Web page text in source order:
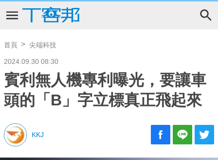
首頁 尖端科技
2024.09.30 08:30
賓利無人機專利曝光，要讓車
頭的「B」字立標真正飛起來
KKJ